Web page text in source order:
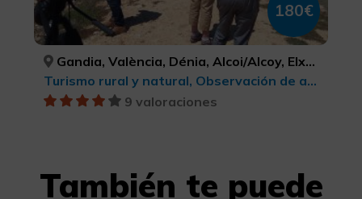
180€
Gandia, València, Dénia, Alcoi/Alcoy, Elx/Elche, VALÈNCIA, VALÈNCIA, ALACANT/ALICANTE, ALACANT/ALICANTE, ALACANT/ALICANTE
Turismo rural y natural, Observación de aves
9 valoraciones
También te puede